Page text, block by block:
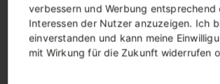
Ihr wollt dabei sein? Hier geht es zu
Ausschreibungsunterlagen:
verbessern und Werbung entsprechend
Interessen der Nutzer anzuzeigen. Ich
einverstanden und kann meine
mit Wirkung für die Zukunft widerrufen